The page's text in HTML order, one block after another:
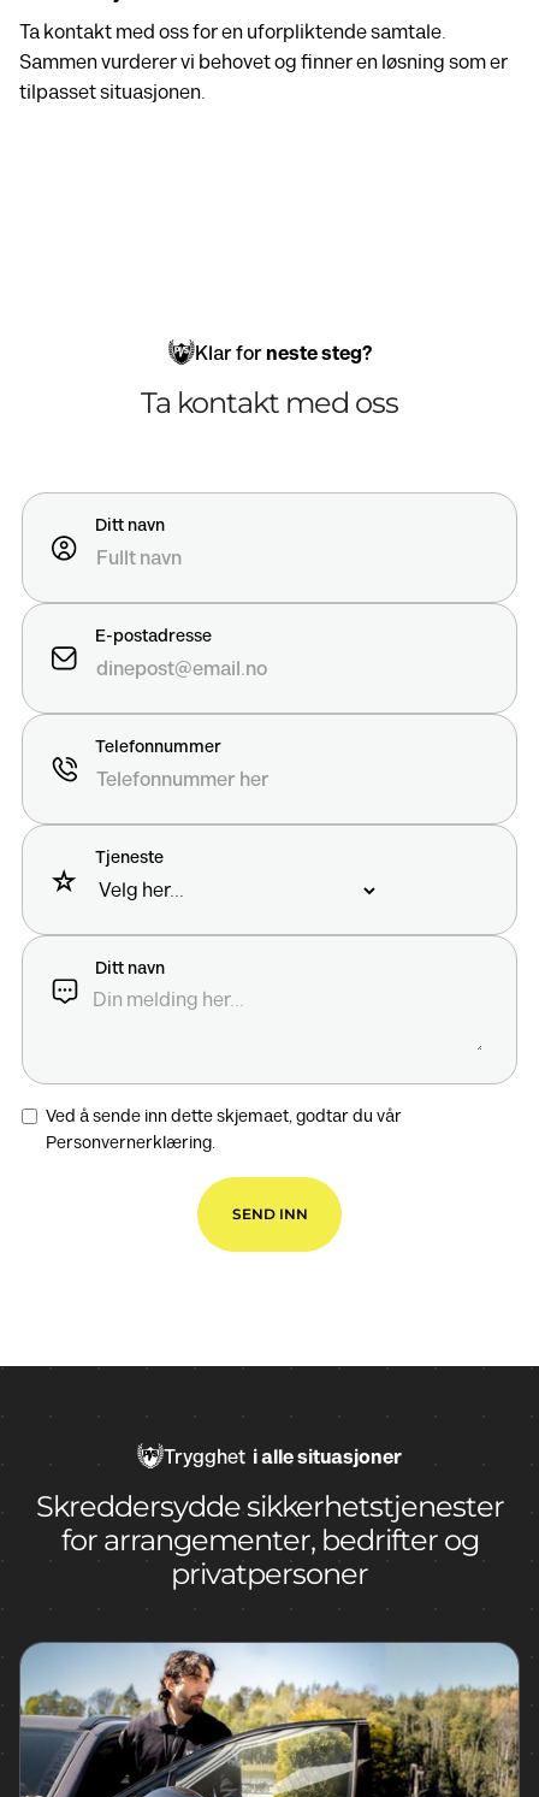
Ta kontakt med oss for en uforpliktende samtale.
Sammen vurderer vi behovet og finner en løsning som er
tilpasset situasjonen.
Klar for neste steg?
Ta kontakt med oss
Ditt navn
E-postadresse
Telefonnummer
Tjeneste
Ditt navn
Ved å sende inn dette skjemaet, godtar du vår
Personvernerklæring.
Trygghet i alle situasjoner
Skreddersydde sikkerhetstjenester
for arrangementer, bedrifter og
privatpersoner